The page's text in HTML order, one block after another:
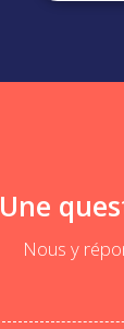
Une
Nous y